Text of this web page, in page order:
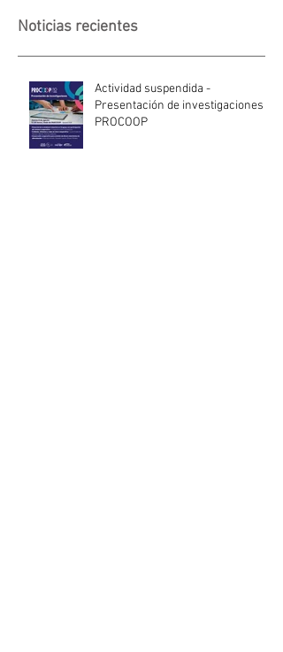
Noticias recientes
Actividad suspendida -
Presentación de investigaciones -
PROCOOP